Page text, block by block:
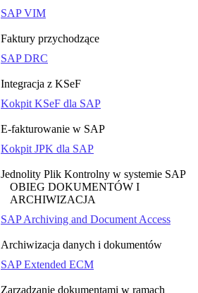
SAP VIM
Faktury przychodzące
SAP DRC
Integracja z KSeF
Kokpit KSeF dla SAP
E-fakturowanie w SAP
Kokpit JPK dla SAP
Jednolity Plik Kontrolny w systemie SAP
OBIEG DOKUMENTÓW I
ARCHIWIZACJA
SAP Archiving and Document Access
Archiwizacja danych i dokumentów
SAP Extended ECM
Zarządzanie dokumentami w ramach